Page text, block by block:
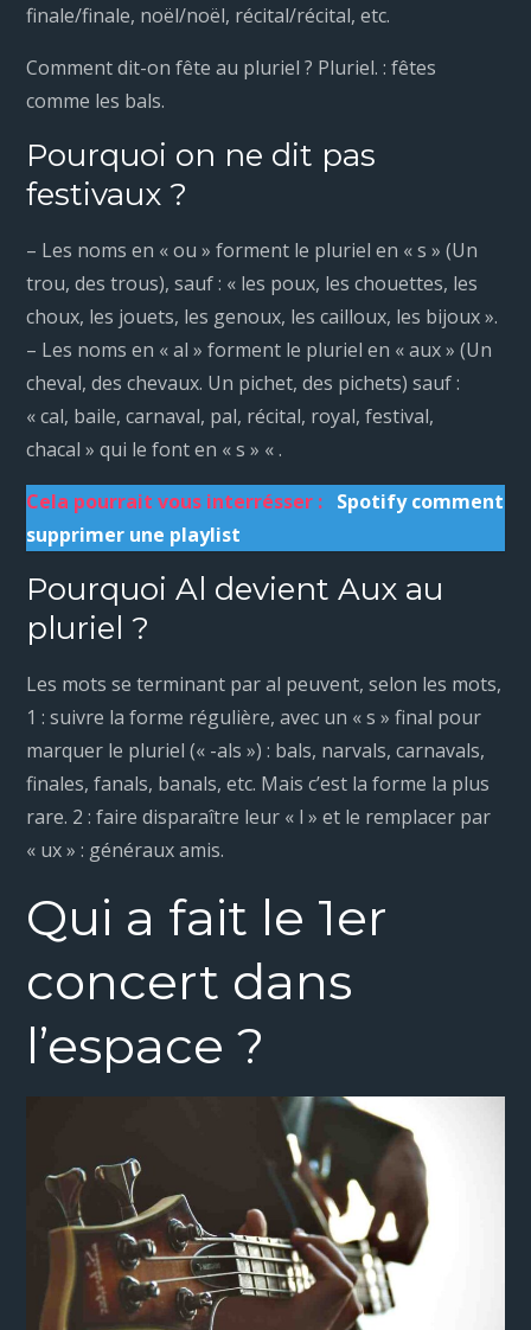
finale/finale, noël/noël, récital/récital, etc.
Comment dit-on fête au pluriel ? Pluriel. : fêtes
comme les bals.
Pourquoi on ne dit pas
festivaux ?
– Les noms en « ou » forment le pluriel en « s » (Un
trou, des trous), sauf : « les poux, les chouettes, les
choux, les jouets, les genoux, les cailloux, les bijoux ».
– Les noms en « al » forment le pluriel en « aux » (Un
cheval, des chevaux. Un pichet, des pichets) sauf :
« cal, baile, carnaval, pal, récital, royal, festival,
chacal » qui le font en « s » « .
Cela pourrait vous interrésser : Spotify comment
supprimer une playlist
Pourquoi Al devient Aux au
pluriel ?
Les mots se terminant par al peuvent, selon les mots,
1 : suivre la forme régulière, avec un « s » final pour
marquer le pluriel (« -als ») : bals, narvals, carnavals,
finales, fanals, banals, etc. Mais c’est la forme la plus
rare. 2 : faire disparaître leur « l » et le remplacer par
« ux » : généraux amis.
Qui a fait le 1er
concert dans
l’espace ?